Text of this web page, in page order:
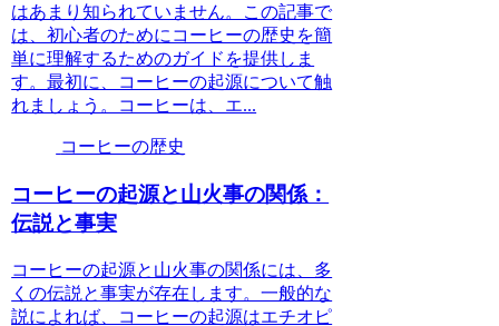
はあまり知られていません。この記事で
は、初心者のためにコーヒーの歴史を簡
単に理解するためのガイドを提供しま
す。最初に、コーヒーの起源について触
れましょう。コーヒーは、エ...
コーヒーの歴史
コーヒーの起源と山火事の関係：
伝説と事実
コーヒーの起源と山火事の関係には、多
くの伝説と事実が存在します。一般的な
説によれば、コーヒーの起源はエチオピ